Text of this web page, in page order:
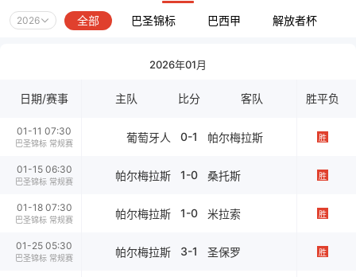
2026 全部 巴圣锦标 巴西甲 解放者杯
2026年01月
日期/赛事 主队 比分 客队 胜平负
01-11 07:30
巴圣锦标 常规赛 葡萄牙人 0-1 帕尔梅拉斯 胜
01-15 06:30
巴圣锦标 常规赛 帕尔梅拉斯 1-0 桑托斯 胜
01-18 07:30
巴圣锦标 常规赛 帕尔梅拉斯 1-0 米拉索 胜
01-25 05:30
巴圣锦标 常规赛 帕尔梅拉斯 3-1 圣保罗 胜